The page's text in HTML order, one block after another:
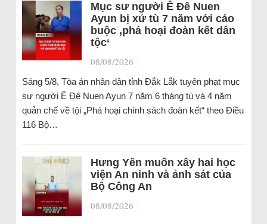
Mục sư người Ê Đê Nuen
Ayun bị xử tù 7 năm với cáo
buộc ‚phá hoại đoàn kết dân
tộc‘
08/08/2026 |
Sáng 5/8, Tòa án nhân dân tỉnh Đắk Lắk tuyên phạt mục
sư người Ê Đê Nuen Ayun 7 năm 6 tháng tù và 4 năm
quản chế về tội „Phá hoại chính sách đoàn kết“ theo Điều
116 Bộ…
Hưng Yên muốn xây hai học
viện An ninh và ảnh sát của
Bộ Công An
08/08/2026 |